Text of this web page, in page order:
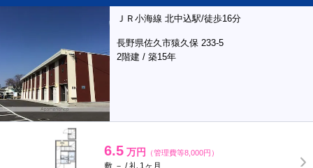
ＪＲ小海線 北中込駅/徒歩16分
長野県佐久市猿久保 233-5
2階建 / 築15年
6.5 万円 （管理費等8,000円）
敷 － / 礼 1ヶ月